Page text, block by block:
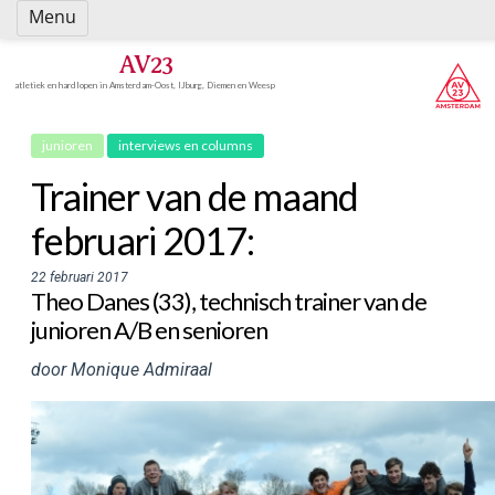
Spring
naar
AV23
atletiek en hardlopen in Amsterdam-Oost, IJburg, Diemen en Weesp
junioren interviews en columns
Trainer van de maand
februari 2017:
22 februari 2017
Theo Danes (33), technisch trainer van de
junioren A/B en senioren
door Monique Admiraal
Menu